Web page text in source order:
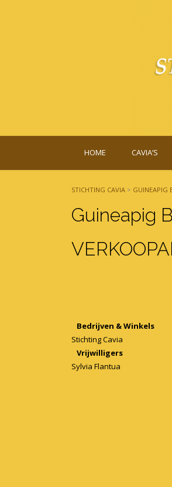
HOME CAVIA’S
STICHTING CAVIA > GUINEAPIG
Guineapig
Bedrijven & Winkels
Stichting Cavia
Vrijwilligers
Sylvia Flantua